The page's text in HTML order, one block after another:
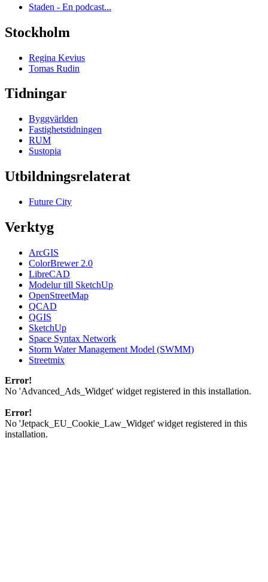
Staden - En podcast...
Stockholm
Regina Kevius
Tomas Rudin
Tidningar
Byggvärlden
Fastighetstidningen
RUM
Sustopia
Utbildningsrelaterat
Future City
Verktyg
ArcGIS
ColorBrewer 2.0
LibreCAD
Modelur till SketchUp
OpenStreetMap
QCAD
QGIS
SketchUp
Space Syntax Network
Storm Water Management Model (SWMM)
Streetmix
Error!
No 'Advanced_Ads_Widget' widget registered in this installation.
Error!
No 'Jetpack_EU_Cookie_Law_Widget' widget registered in this
installation.